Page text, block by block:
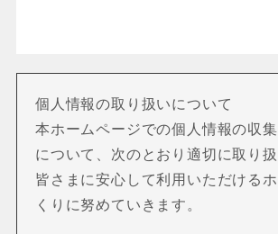
個人情報の取り扱いについて
本ホームページでの個人情報の収
について、次のとおり適切に取り扱
皆さまに安心して利用いただける
くりに努めていきます。